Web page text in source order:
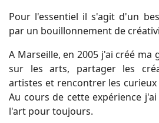
Pour l'essentiel il s'agit d'un
par un bouillonnement de
A Marseille, en 2005 j'ai créé ma
sur les arts, partager les
artistes et rencontrer les
Au cours de cette expérience
l'art pour toujours.